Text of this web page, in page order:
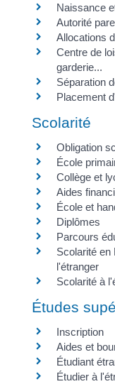
Naissance
Autorité
Allocations
Centre de
garderie...
Séparation
Placement
Scolarité
Obligation
École
Collège et
Aides
École et
Diplômes
Parcours
Scolarité en
l'étranger
Scolarité à
Études
Inscription
Aides et
Étudiant
Étudier à